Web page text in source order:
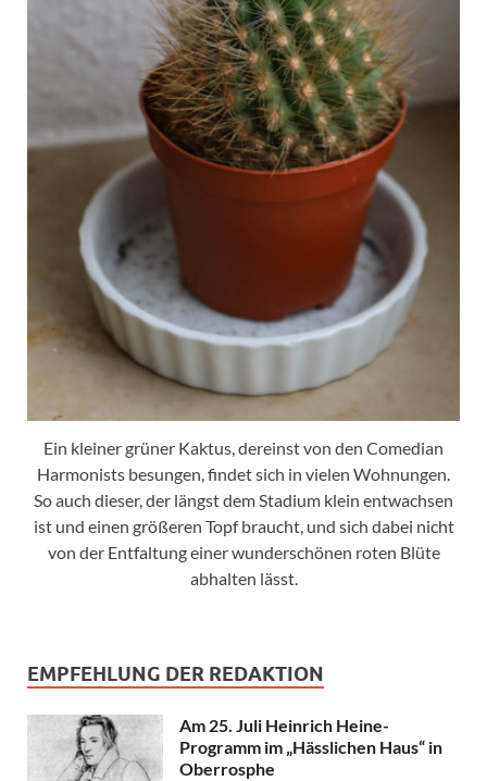
Ein kleiner grüner Kaktus, dereinst von den Comedian
Harmonists besungen, findet sich in vielen Wohnungen.
So auch dieser, der längst dem Stadium klein entwachsen
ist und einen größeren Topf braucht, und sich dabei nicht
von der Entfaltung einer wunderschönen roten Blüte
abhalten lässt.
EMPFEHLUNG DER REDAKTION
Am 25. Juli Heinrich Heine-
Programm im „Hässlichen Haus“ in
Oberrosphe